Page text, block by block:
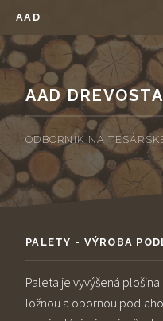
AAD
AAD
ODBORNÍK NA
PALETY - VÝROBA
Paleta je vyvýšená
ložnou a opornou